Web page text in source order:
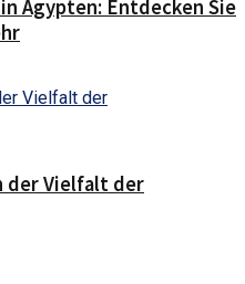
Ägypten: Entdecken Sie
der Vielfalt der